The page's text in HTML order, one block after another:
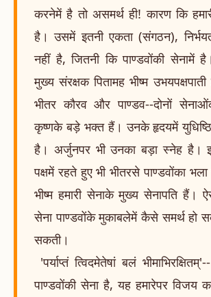
करनेमें है तो असमर्थ ही! कारण कि
है। उसमें इतनी एकता (संगठन),
नहीं है, जितनी कि पाण्डवोंकी सेनामें
मुख्य संरक्षक पितामह भीष्म
भीतर कौरव और पाण्डव--दोनों
कृष्णके बड़े भक्त हैं। उनके हृदयमें
है। अर्जुनपर भी उनका बड़ा स्नेह है।
पक्षमें रहते हुए भी भीतरसे पाण्डवोंका
भीष्म हमारी सेनाके मुख्य सेनापति हैं।
सेना पाण्डवोंके मुकाबलेमें कैसे समर्थ हो
सकती।
'पर्याप्तं त्विदमेतेषां बलं
पाण्डवोंकी सेना है, यह हमारेपर विजय